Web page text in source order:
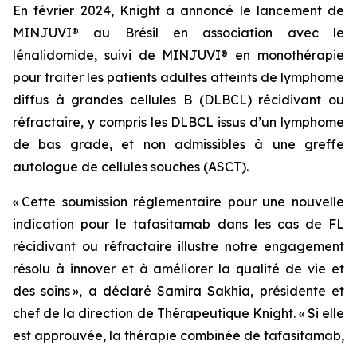
En février 2024, Knight a annoncé le lancement de
MINJUVI® au Brésil en association avec le
lénalidomide, suivi de MINJUVI® en monothérapie
pour traiter les patients adultes atteints de lymphome
diffus à grandes cellules B (DLBCL) récidivant ou
réfractaire, y compris les DLBCL issus d’un lymphome
de bas grade, et non admissibles à une greffe
autologue de cellules souches (ASCT).
« Cette soumission réglementaire pour une nouvelle
indication pour le tafasitamab dans les cas de FL
récidivant ou réfractaire illustre notre engagement
résolu à innover et à améliorer la qualité de vie et
des soins », a déclaré Samira Sakhia, présidente et
chef de la direction de Thérapeutique Knight. « Si elle
est approuvée, la thérapie combinée de tafasitamab,